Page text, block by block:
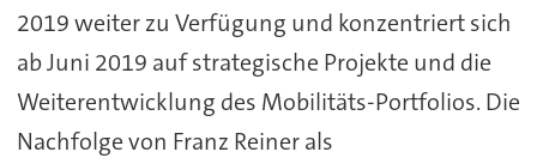
2019 weiter zu Verfügung und konzentriert sich
ab Juni 2019 auf strategische Projekte und die
Weiterentwicklung des Mobilitäts-Portfolios. Die
Nachfolge von Franz Reiner als